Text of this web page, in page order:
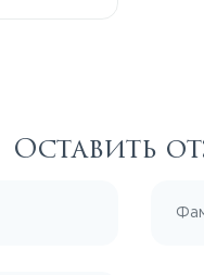
Оставить